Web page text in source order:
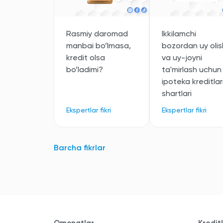
Rasmiy daromad
manbai bo’lmasa,
kredit olsa
bo’ladimi?
Ekspertlar fikri
Ikkilamchi
bozordan uy
va uy-joyni
ta'mirlash uchun
ipoteka
shartlari
Ekspertlar fikri
Barcha fikrlar